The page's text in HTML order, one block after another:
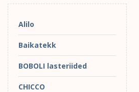
Alilo
Baikatekk
BOBOLI lasteriided
CHICCO